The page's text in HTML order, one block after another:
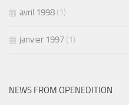
avril 1998 (1)
janvier 1997 (1)
NEWS FROM OPENEDITION